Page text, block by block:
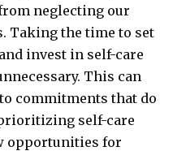
neglecting our
Taking the time to set
invest in self-care
This can
commitments that do
self-care
opportunities for